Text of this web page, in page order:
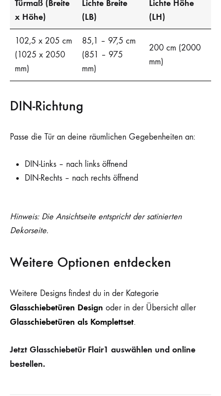
Türmaß (Breite
x Höhe)
Lichte Breite
(LB)
Lichte Höhe
(LH)
102,5 x 205 cm
(1025 x 2050
mm)
85,1 – 97,5 cm
(851 – 975
mm)
200 cm (2000
mm)
DIN-Richtung
Passe die Tür an deine räumlichen Gegebenheiten an:
DIN-Links – nach links öffnend
DIN-Rechts – nach rechts öffnend
Hinweis: Die Ansichtseite entspricht der satinierten
Dekorseite.
Weitere Optionen entdecken
Weitere Designs findest du in der Kategorie
Glasschiebetüren Design oder in der Übersicht aller
Glasschiebetüren als Komplettset.
Jetzt Glasschiebetür Flair1 auswählen und online
bestellen.